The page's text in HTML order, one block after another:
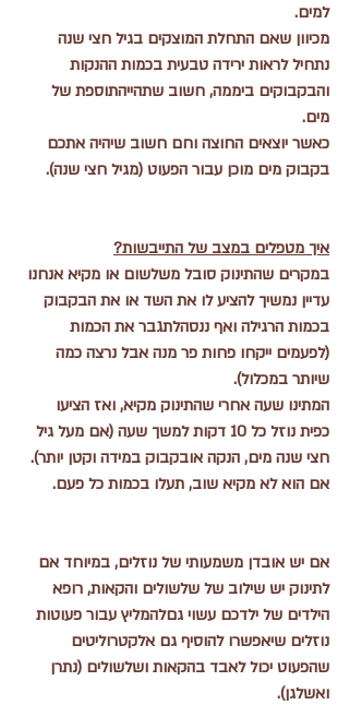
למים.
מכיוון שאם התחלת המוצקים בגיל חצי שנה
נתחיל לראות ירידה טבעית בכמות ההנקות
והבקבוקים ביממה, חשוב שתהייהתוספת של
מים.
כאשר יוצאים החוצה וחם חשוב שיהיה אתכם
בקבוק מים מוכן עבור הפעוט (מגיל חצי שנה).
איך מטפלים במצב של התייבשות?
במקרים שהתינוק סובל משלשום או מקיא אנחנו
עדיין נמשיך להציע לו את השד או את הבקבוק
בכמות הרגילה ואף ננסהלתגבר את הכמות
(לפעמים ייקחו פחות פר מנה אבל נרצה כמה
שיותר במכלול).
המתינו שעה אחרי שהתינוק מקיא, ואז הציעו
כפית נוזל כל 10 דקות למשך שעה (אם מעל גיל
חצי שנה מים, הנקה אובקבוק במידה וקטן יותר).
אם הוא לא מקיא שוב, תעלו בכמות כל פעם.
אם יש אובדן משמעותי של נוזלים, במיוחד אם
לתינוק יש שילוב של שלשולים והקאות, רופא
הילדים של ילדכם עשוי גםלהמליץ עבור פעוטות
נוזלים שיאפשרו להוסיף גם אלקטרוליטים
שהפעוט יכול לאבד בהקאות ושלשולים (נתרן
ואשלגן).